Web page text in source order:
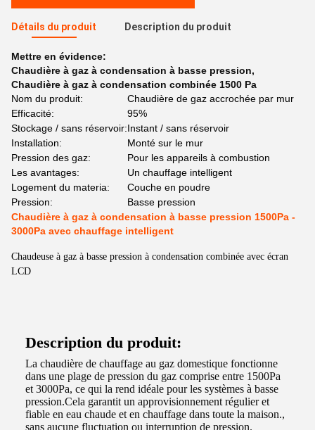
Détails du produit Description du produit
Mettre en évidence:
Chaudière à gaz à condensation à basse pression,
Chaudière à gaz à condensation combinée 1500 Pa
Nom du produit:
Chaudière de gaz accrochée par mur
Efficacité:
95%
Stockage / sans réservoir:Instant / sans réservoir
Installation:
Monté sur le mur
Pression des gaz:
Pour les appareils à combustion
Les avantages:
Un chauffage intelligent
Logement du materia:
Couche en poudre
Pression:
Basse pression
Chaudière à gaz à condensation à basse pression 1500Pa -
3000Pa avec chauffage intelligent
Chaudeuse à gaz à basse pression à condensation combinée avec écran
LCD
Description du produit:
La chaudière de chauffage au gaz domestique fonctionne
dans une plage de pression du gaz comprise entre 1500Pa
et 3000Pa, ce qui la rend idéale pour les systèmes à basse
pression.Cela garantit un approvisionnement régulier et
fiable en eau chaude et en chauffage dans toute la maison.,
sans aucune fluctuation ou interruption de pression.